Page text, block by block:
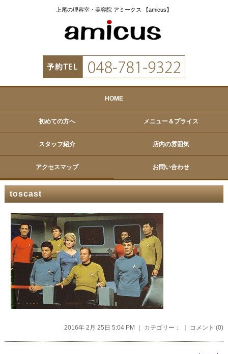
上尾の理容室・美容院 アミークス 【amicus】
HOME
初めての方へ メニュー＆プライス
スタッフ紹介 店内の雰囲気
アクセスマップ お問い合わせ
toscast
2016年 2月 25日 5:04 PM ｜ カテゴリー： ｜ コメント (0)